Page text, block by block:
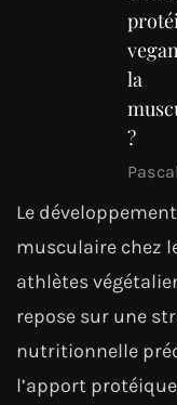
la
?
Le développement
musculaire chez
athlètes
repose sur une
nutritionnelle
l’apport